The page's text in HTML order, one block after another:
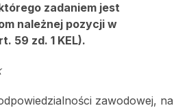
zadaniem jest
należnej pozycji w
59 zd. 1 KEL).
zawodowej, na